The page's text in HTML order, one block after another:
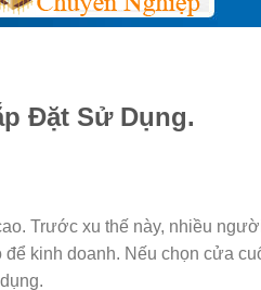
Đặt Sử Dụng.
Trước xu thế này, nhiều
kinh doanh. Nếu chọn cửa